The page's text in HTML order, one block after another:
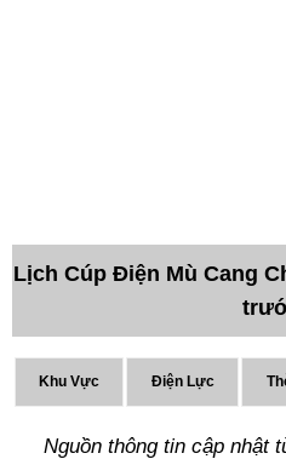
Lịch Cúp Điện Mù Cang
Khu Vực Điện Lực
Nguồn thông tin cập nhật